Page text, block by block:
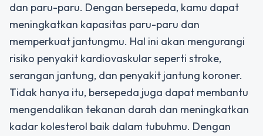
dan paru-paru. Dengan bersepeda, kamu dapat
meningkatkan kapasitas paru-paru dan
memperkuat jantungmu. Hal ini akan mengurangi
risiko penyakit kardiovaskular seperti stroke,
serangan jantung, dan penyakit jantung koroner.
Tidak hanya itu, bersepeda juga dapat membantu
mengendalikan tekanan darah dan meningkatkan
kadar kolesterol baik dalam tubuhmu. Dengan